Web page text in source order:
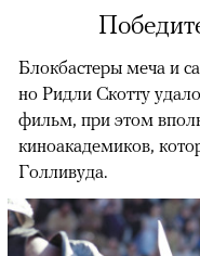
Блокбастеры меча и
но Ридли Скотту
фильм, при этом
киноакадемиков,
Голливуда.